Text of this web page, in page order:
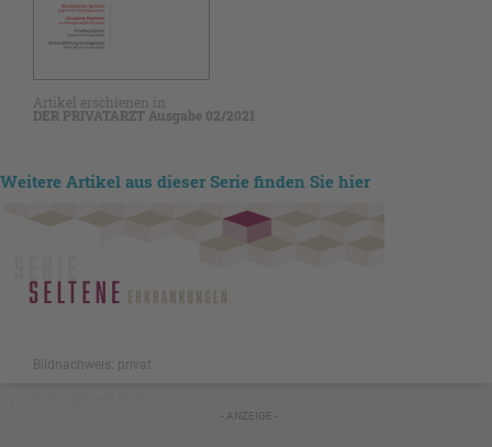
Artikel erschienen in
DER PRIVATARZT Ausgabe 02/2021
Weitere Artikel aus dieser Serie finden Sie hier
Bildnachweis: privat
- ANZEIGE -